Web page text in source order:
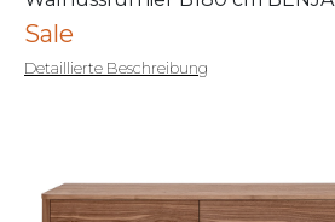
Sale
Detaillierte Beschreibung